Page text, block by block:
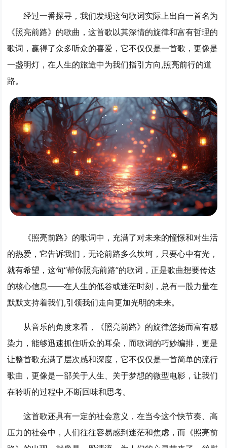
经过一番探寻，我们发现这句歌词实际上出自一首名为
《照亮前路》的歌曲，这首歌以其深情的旋律和富有哲理的
歌词，赢得了众多听众的喜爱，它不仅仅是一首歌，更像是
一盏明灯，在人生的旅途中为我们指引方向,照亮前行的道
路。
《照亮前路》的歌词中，充满了对未来的憧憬和对生活
的热爱，它告诉我们，无论前路多么坎坷，只要心中有光，
就有希望，这句“帮你照亮前路”的歌词，正是歌曲想要传达
的核心信息——在人生的低谷或迷茫时刻，总有一股力量在
默默支持着我们,引领我们走向更加光明的未来。
从音乐的角度来看，《照亮前路》的旋律悠扬而富有感
染力，能够迅速抓住听众的耳朵，而歌词的巧妙编排，更是
让整首歌充满了层次感和深度，它不仅仅是一首简单的流行
歌曲，更像是一部关于人生、关于梦想的微型电影，让我们
在聆听的过程中,不断回味和思考。
这首歌还具有一定的社会意义，在当今这个快节奏、高
压力的社会中，人们往往容易感到迷茫和焦虑，而《照亮前